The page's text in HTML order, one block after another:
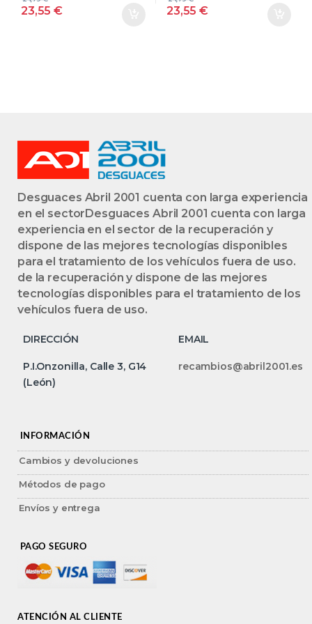
GRIS
23,55€ 23,55€
Desguaces Abril 2001 cuenta con larga experiencia
en el sectorDesguaces Abril 2001 cuenta con larga
experiencia en el sector de la recuperación y
dispone de las mejores tecnologías disponibles
para el tratamiento de los vehículos fuera de uso.
de la recuperación y dispone de las mejores
tecnologías disponibles para el tratamiento de los
vehículos fuera de uso.
DIRECCIÓN EMAIL
P.I.Onzonilla, Calle 3, G14
(León)
recambios@abril2001.es
INFORMACIÓN
Cambios y devoluciones
Métodos de pago
Envíos y entrega
PAGO SEGURO
ATENCIÓN AL CLIENTE